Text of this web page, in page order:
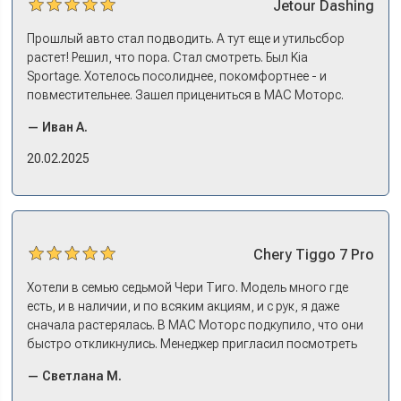
Jetour Dashing
Прошлый авто стал подводить. А тут еще и утильсбор
растет! Решил, что пора. Стал смотреть. Был Kia
Sportage. Хотелось посолиднее, покомфортнее - и
повместительнее. Зашел прицениться в МАС Моторс.
и прям мое! Даже не скажешь, что «китаец». Прям не
вылезая из него и порешали. Спортэйдж в трейд-ин
— Иван А.
20.02.2025
Chery Tiggo 7 Pro
Хотели в семью седьмой Чери Тиго. Модель много где
есть, и в наличии, и по всяким акциям, и с рук, я даже
сначала растерялась. В МАС Моторс подкупило, что они
быстро откликнулись. Менеджер пригласил посмотреть
примериться. Нам тут недалеко, пришли в салон - и в тот
— Светлана М.